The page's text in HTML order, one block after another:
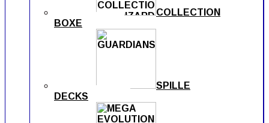
COLLECTION
BOXE
SPILLE
DECKS